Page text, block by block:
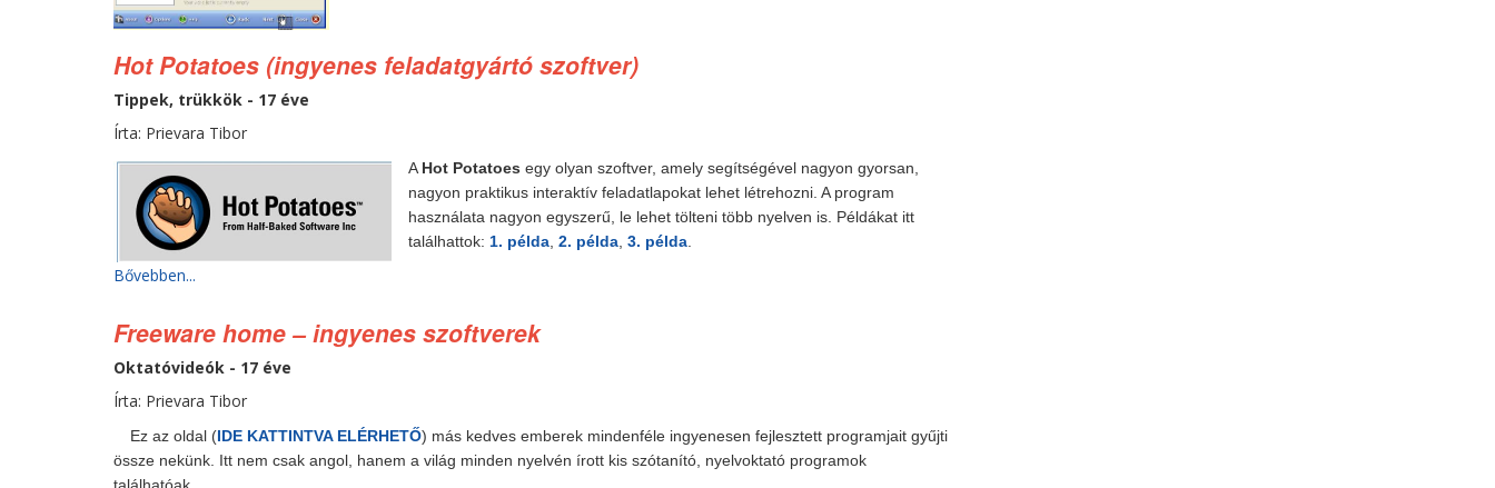
Hot Potatoes (ingyenes feladatgyártó szoftver)
Tippek, trükkök - 17 éve
Írta: Prievara Tibor
A Hot Potatoes egy olyan szoftver, amely segítségével nagyon gyorsan,
nagyon praktikus interaktív feladatlapokat lehet létrehozni. A program
használata nagyon egyszerű, le lehet tölteni több nyelven is. Példákat itt
találhattok: 1. példa 2. példa 3. példa
Bővebben...
Freeware home – ingyenes szoftverek
Oktatóvideók - 17 éve
Írta: Prievara Tibor
Ez az oldal (IDE KATTINTVA ELÉRHETŐ) más kedves emberek mindenféle ingyenesen fejlesztett programjait gyűjti
össze nekünk. Itt nem csak angol, hanem a világ minden nyelvén írott kis szótanító, nyelvoktató programok